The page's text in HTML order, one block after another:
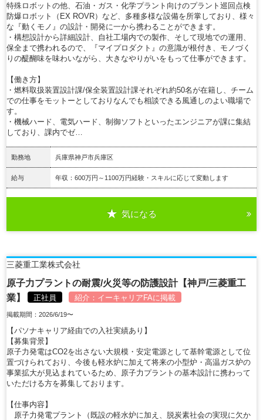
特殊ロボットの他、石油・ガス・化学プラント向けのプラント巡回点検
防爆ロボット（EX ROVR）など、多種多様な設備を所掌しており、様々
な『動くモノ』の設計・開発に一から携わることができます。
・構想設計から詳細設計、自社工場内での製作、そして現地での運用、
保全まで携われるので、『マイプロダクト』の意識が根付き、モノづく
りの醍醐味を味わいながら、大きなやりがいをもって仕事ができます。
【働き方】
・燃料取扱装置設計課/保全装置設計課それぞれ約50名が在籍し、チーム
での仕事をモットーとしておりなんでも相談できる風通しのよい職場で
す。
・機械ハード、電気ハード、制御ソフトといったエンジニアが課に集結
しており、課内でゼ…
勤務地 兵庫県神戸市兵庫区
給与 年収：600万円～1100万円経験・スキルに応じて変動します
気になる
三菱重工業株式会社
原子力プラントの耐震/火災等の防護設計【神戸/三菱重工
業】
正社員 紹介： イーキャリアFAに掲載
掲載期間：2026/6/19〜
【パソナキャリア経由での入社実績あり】
【募集背景】
原子力発電はCO2を出さない大規模・安定電源として基幹電源として位
置づけられており、今後も軽水炉に加えて将来の小型炉・高温ガス炉の
事業拡大が見込まれているため、原子力プラントの基本設計に携わって
いただける方を募集しております。
【仕事内容】
原子力発電プラント（既設の軽水炉に加え、脱炭素社会の実現に欠か